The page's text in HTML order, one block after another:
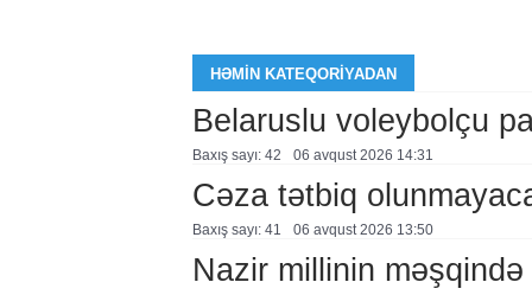
HƏMIN KATEQORIYADAN
Belaruslu voleybolçu
Baxış sayı: 42 06 avqust 2026 14:31
Cəza tətbiq
Baxış sayı: 41 06 avqust 2026 13:50
Nazir millinin